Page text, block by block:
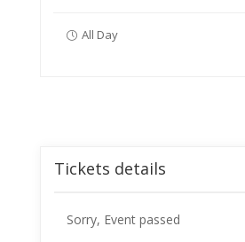
All Day
Tickets details
Sorry, Event passed